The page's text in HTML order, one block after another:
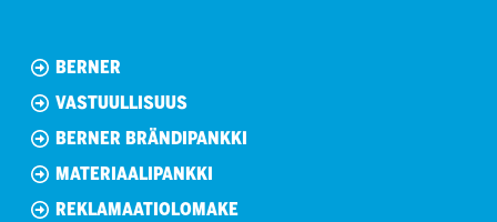
BERNER
VASTUULLISUUS
BERNER BRÄNDIPANKKI
MATERIAALIPANKKI
REKLAMAATIOLOMAKE